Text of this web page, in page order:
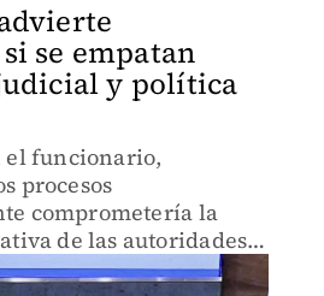
se empatan
y política
el funcionario,
procesos
comprometería la
de las autoridades,
clave como la